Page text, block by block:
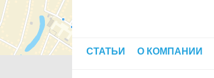
СТАТЬИ О КОМПАНИИ